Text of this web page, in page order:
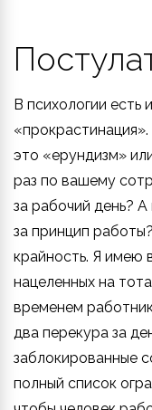
В психологии
это «ерундизм»
раз по вашему
за рабочий день? А
за принцип
крайность. Я имею
нацеленных на
временем
два перекура за
заблокированные
полный список